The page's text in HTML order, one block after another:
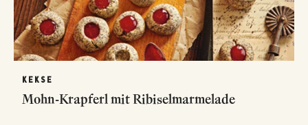
KEKSE
Mohn-Krapferl mit Ribiselmarmelade